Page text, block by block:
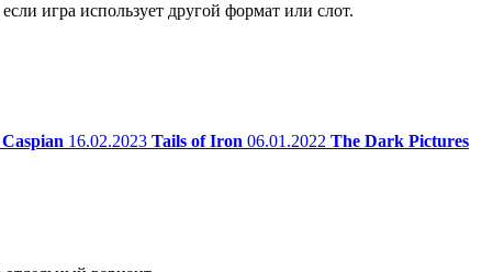
игра использует другой формат или слот.
16.02.2023 Tails of Iron 06.01.2022 The Dark Pictures